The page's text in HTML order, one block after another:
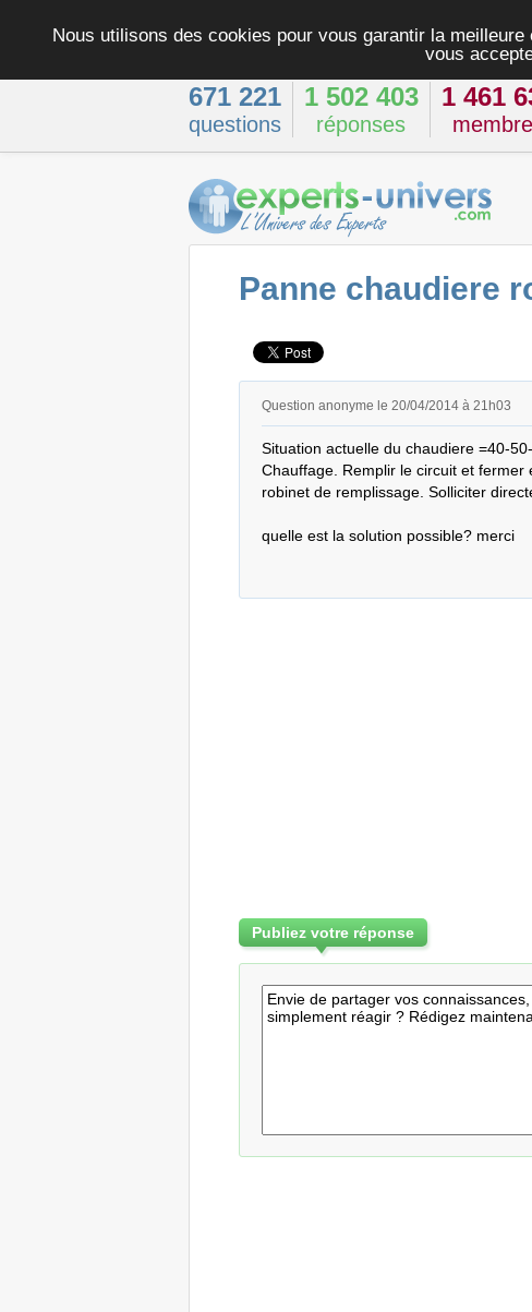
Nous utilisons des cookies pour vous garantir la
vous
671 221
questions
1 502 403
réponses
1 461
Panne chaudiere
Question anonyme le 20/04/2014 à 21h03
Situation actuelle du chaudiere =40-
Chauffage. Remplir le circuit et fermer
robinet de remplissage. Solliciter
quelle est la solution possible? merci
Publiez votre réponse